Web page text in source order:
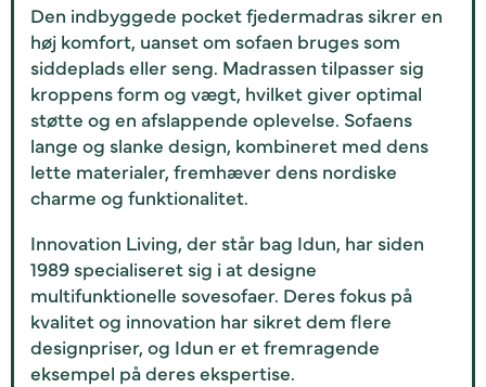
Den indbyggede pocket fjedermadras sikrer en
høj komfort, uanset om sofaen bruges som
siddeplads eller seng. Madrassen tilpasser sig
kroppens form og vægt, hvilket giver optimal
støtte og en afslappende oplevelse. Sofaens
lange og slanke design, kombineret med dens
lette materialer, fremhæver dens nordiske
charme og funktionalitet.
Innovation Living, der står bag Idun, har siden
1989 specialiseret sig i at designe
multifunktionelle sovesofaer. Deres fokus på
kvalitet og innovation har sikret dem flere
designpriser, og Idun er et fremragende
eksempel på deres ekspertise.